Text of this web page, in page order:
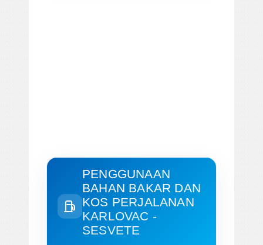
PENGGUNAAN
BAHAN BAKAR DAN
KOS PERJALANAN
KARLOVAC -
SESVETE